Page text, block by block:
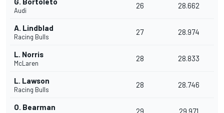
Audi
26 28.662
A. Lindblad
Racing Bulls
27 28.974
L. Norris
McLaren
28 28.833
L. Lawson
Racing Bulls
28 28.746
O. Bearman 29 29.971